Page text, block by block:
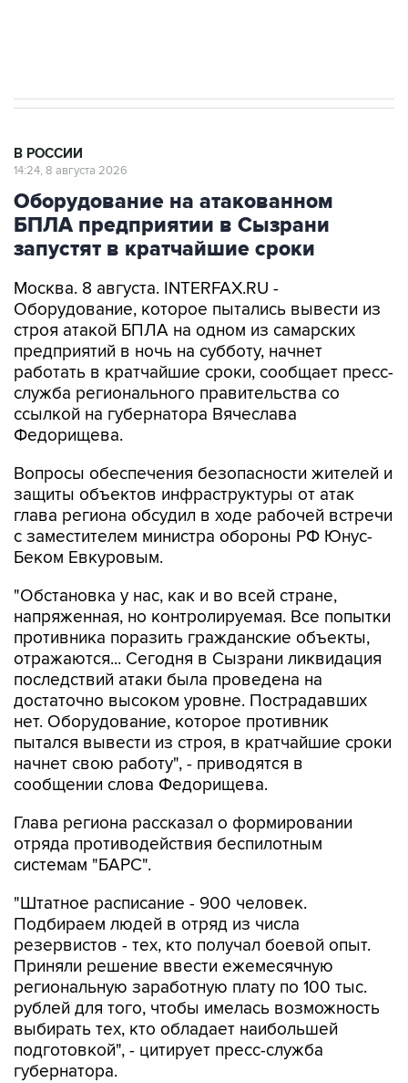
В РОССИИ
14:24, 8 августа 2026
Оборудование на атакованном
БПЛА предприятии в Сызрани
запустят в кратчайшие сроки
Москва. 8 августа. INTERFAX.RU -
Оборудование, которое пытались вывести из
строя атакой БПЛА на одном из самарских
предприятий в ночь на субботу, начнет
работать в кратчайшие сроки, сообщает пресс-
служба регионального правительства со
ссылкой на губернатора Вячеслава
Федорищева.
Вопросы обеспечения безопасности жителей и
защиты объектов инфраструктуры от атак
глава региона обсудил в ходе рабочей встречи
с заместителем министра обороны РФ Юнус-
Беком Евкуровым.
"Обстановка у нас, как и во всей стране,
напряженная, но контролируемая. Все попытки
противника поразить гражданские объекты,
отражаются... Сегодня в Сызрани ликвидация
последствий атаки была проведена на
достаточно высоком уровне. Пострадавших
нет. Оборудование, которое противник
пытался вывести из строя, в кратчайшие сроки
начнет свою работу", - приводятся в
сообщении слова Федорищева.
Глава региона рассказал о формировании
отряда противодействия беспилотным
системам "БАРС".
"Штатное расписание - 900 человек.
Подбираем людей в отряд из числа
резервистов - тех, кто получал боевой опыт.
Приняли решение ввести ежемесячную
региональную заработную плату по 100 тыс.
рублей для того, чтобы имелась возможность
выбирать тех, кто обладает наибольшей
подготовкой", - цитирует пресс-служба
губернатора.